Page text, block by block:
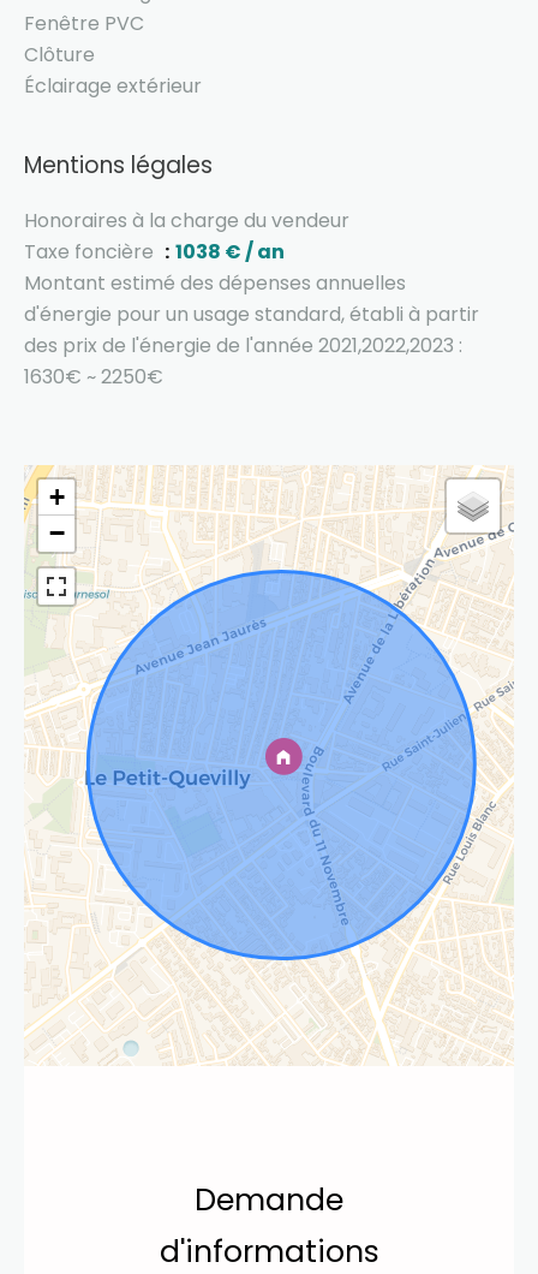
Fenêtre PVC
Clôture
Éclairage extérieur
Mentions légales
Honoraires à la charge du vendeur
Taxe foncière
1038 € / an
Montant estimé des dépenses annuelles
d'énergie pour un usage standard, établi à partir
des prix de l'énergie de l'année 2021,2022,2023 :
1630€ ~ 2250€
+
−
Demande
d'informations